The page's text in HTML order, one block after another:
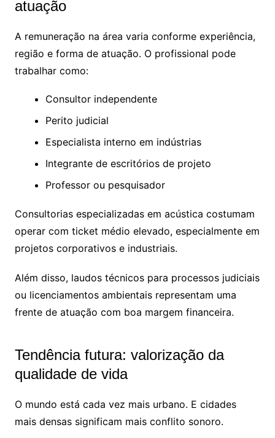
atuação
A remuneração na área varia conforme experiência,
região e forma de atuação. O profissional pode
trabalhar como:
Consultor independente
Perito judicial
Especialista interno em indústrias
Integrante de escritórios de projeto
Professor ou pesquisador
Consultorias especializadas em acústica costumam
operar com ticket médio elevado, especialmente em
projetos corporativos e industriais.
Além disso, laudos técnicos para processos judiciais
ou licenciamentos ambientais representam uma
frente de atuação com boa margem financeira.
Tendência futura: valorização da
qualidade de vida
O mundo está cada vez mais urbano. E cidades
mais densas significam mais conflito sonoro.